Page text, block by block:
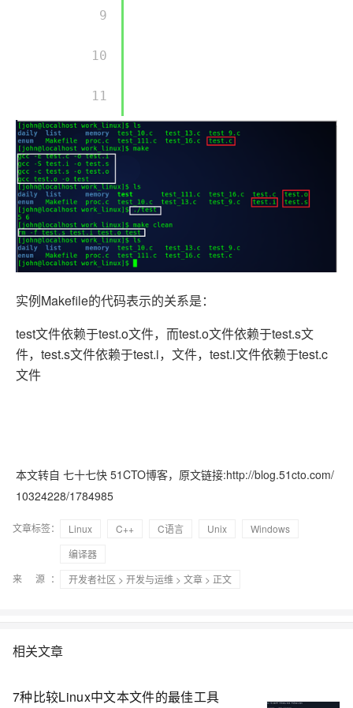
        9
        10
        11
实例Makefile的代码表示的关系是：
test文件依赖于test.o文件，而test.o文件依赖于test.s文
件，test.s文件依赖于test.i，文件，test.i文件依赖于test.c
文件
本文转自 七十七快 51CTO博客，原文链接:http://blog.51cto.com/
10324228/1784985
文章标签： Linux C++ C语言 Unix
Windows
编译器
来 源：
开发者社区 > 开发与运维 > 文章 > 正文
相关文章
7种比较Linux中文本文件的最佳工具